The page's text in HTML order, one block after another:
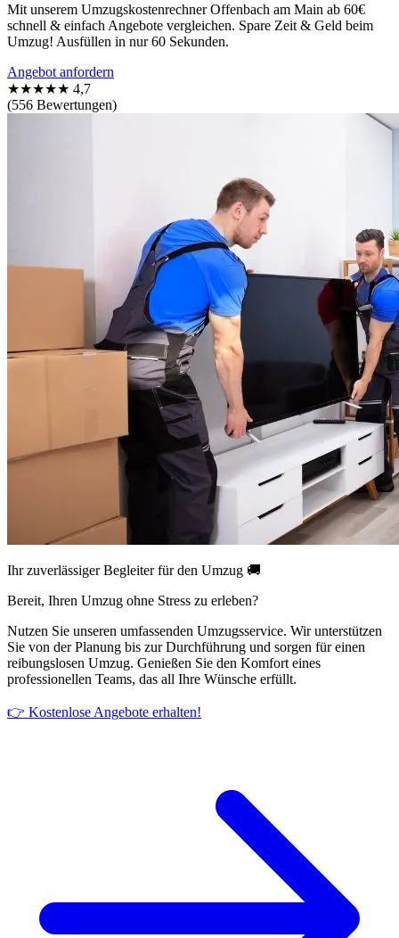
Mit unserem Umzugskostenrechner Offenbach am Main ab 60€
schnell & einfach Angebote vergleichen. Spare Zeit & Geld beim
Umzug! Ausfüllen in nur 60 Sekunden.
Angebot anfordern
★★★★★ 4,7
(556 Bewertungen)
Ihr zuverlässiger Begleiter für den Umzug 🚚
Bereit, Ihren Umzug ohne Stress zu erleben?
Nutzen Sie unseren umfassenden Umzugsservice. Wir unterstützen
Sie von der Planung bis zur Durchführung und sorgen für einen
reibungslosen Umzug. Genießen Sie den Komfort eines
professionellen Teams, das all Ihre Wünsche erfüllt.
👉 Kostenlose Angebote erhalten!